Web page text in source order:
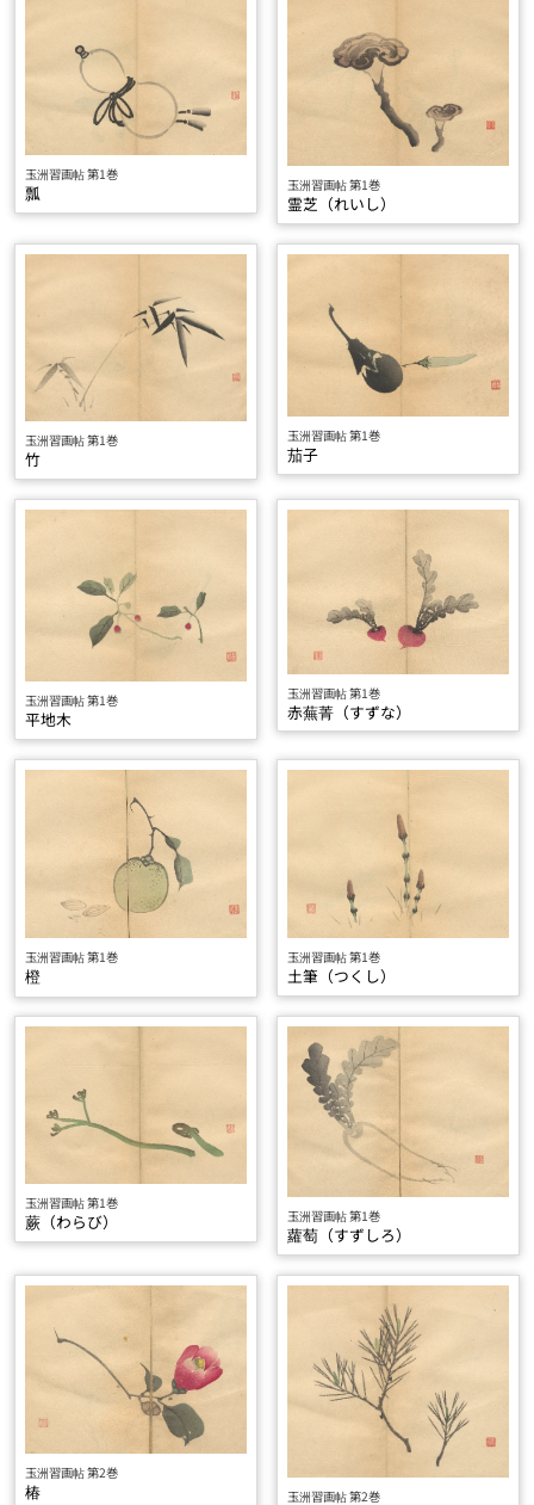
玉洲習画帖 第1巻
瓢 玉洲習画帖 第1巻
霊芝（れいし）
玉洲習画帖 第1巻
竹
玉洲習画帖 第1巻
茄子
玉洲習画帖 第1巻
平地木
玉洲習画帖 第1巻
赤蕪菁（すずな）
玉洲習画帖 第1巻
橙
玉洲習画帖 第1巻
土筆（つくし）
玉洲習画帖 第1巻
蕨（わらび） 玉洲習画帖 第1巻
蘿萄（すずしろ）
玉洲習画帖 第2巻
椿 玉洲習画帖 第2巻